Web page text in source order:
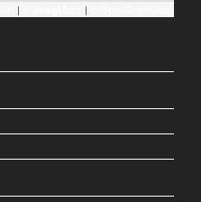
| |